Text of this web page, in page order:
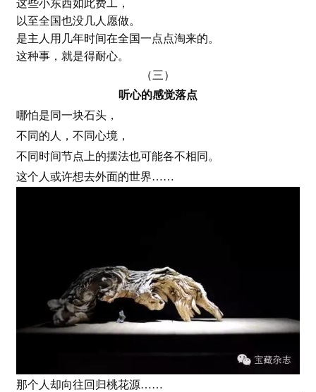
这些小东西如此费工，
以至全国也没几人愿做。
是主人用几年时间在全国一点点淘来的。
这种事，就是得耐心。
（三）
听心的感觉落点
哪怕是同一块石头，
不同的人，不同心境，
不同时间节点上的摆法也可能各不相同。
这个人或许想去外面的世界……
那个人却向往回归桃花源……